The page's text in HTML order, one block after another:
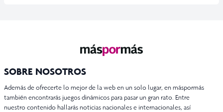
SOBRE NOSOTROS
Además de ofrecerte lo mejor de la web en un solo lugar, en máspormás
también encontrarás juegos dinámicos para pasar un gran rato. Entre
nuestro contenido hallarás noticias nacionales e internacionales, así